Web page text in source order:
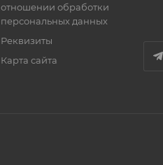
отношении обработки
персональных данных
Реквизиты
Карта сайта